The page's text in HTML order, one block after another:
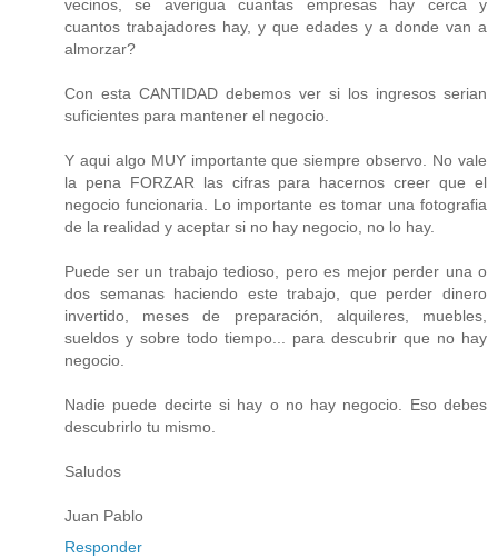
vecinos, se averigua cuantas empresas hay cerca y
cuantos trabajadores hay, y que edades y a donde van a
almorzar?
Con esta CANTIDAD debemos ver si los ingresos serian
suficientes para mantener el negocio.
Y aqui algo MUY importante que siempre observo. No vale
la pena FORZAR las cifras para hacernos creer que el
negocio funcionaria. Lo importante es tomar una fotografia
de la realidad y aceptar si no hay negocio, no lo hay.
Puede ser un trabajo tedioso, pero es mejor perder una o
dos semanas haciendo este trabajo, que perder dinero
invertido, meses de preparación, alquileres, muebles,
sueldos y sobre todo tiempo... para descubrir que no hay
negocio.
Nadie puede decirte si hay o no hay negocio. Eso debes
descubrirlo tu mismo.
Saludos
Juan Pablo
Responder